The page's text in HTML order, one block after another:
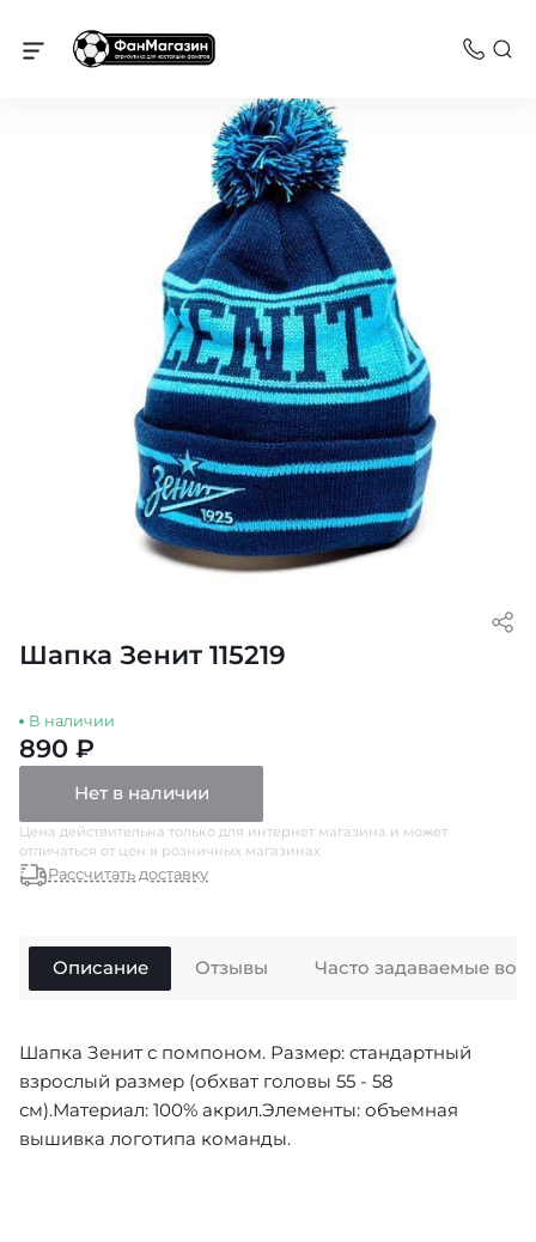
Зенит
Шапка Зенит 115219
В наличии
890 ₽
Нет в наличии
Цена действительна только для интернет магазина и может
отличаться от цен в розничных магазинах
Рассчитать доставку
Описание
Шапка Зенит с помпоном. Размер: стандартный
взрослый размер (обхват головы 55 - 58
см).Материал: 100% акрил.Элементы: объемная
вышивка логотипа команды.
Отзывы Часто задаваемые